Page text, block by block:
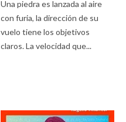
Una piedra es lanzada al aire
con furia, la dirección de su
vuelo tiene los objetivos
claros. La velocidad que...